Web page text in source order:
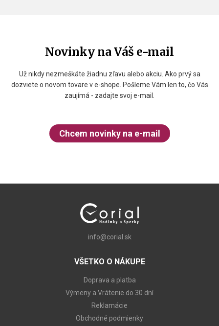
Novinky na Váš e-mail
Už nikdy nezmeškáte žiadnu zľavu alebo akciu. Ako prvý sa
dozviete o novom tovare v e-shope. Pošleme Vám len to, čo Vás
zaujímá - zadajte svoj e-mail.
Chcem novinky na e-mail
info@corial.sk
VŠETKO O NÁKUPE
Doprava a platba
Výmeny a Vrátenie do 30 dní
Reklamácie
Obchodné podmienky